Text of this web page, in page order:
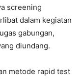
screening
dalam kegiatan
gabungan,
diundang.
metode rapid test